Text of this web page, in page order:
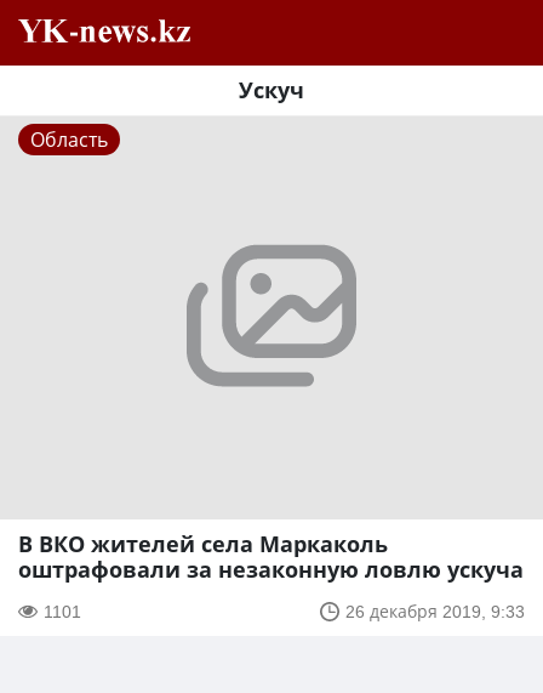
Ускуч
Область
В ВКО жителей села Маркаколь
оштрафовали за незаконную ловлю ускуча
1101 26 декабря 2019, 9:33